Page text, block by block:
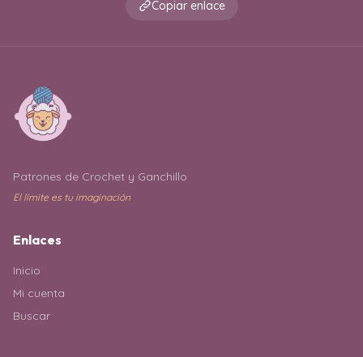
Copiar enlace
Patrones de Crochet y Ganchillo
El límite es tu imaginación
Enlaces
Inicio
Mi cuenta
Buscar